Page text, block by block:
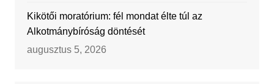
Kikötői moratórium: fél mondat élte túl az
Alkotmánybíróság döntését
augusztus 5, 2026